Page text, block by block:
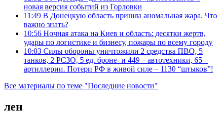
новая версия событий из Горловки
11:49 В Донецкую область пришла аномальная жара. Что
важно знать?
10:56 Ночная атака на Киев и область: десятки жертв,
удары по логистике и бизнесу, пожары по всему городу
10:03 Силы обороны уничтожили 2 средства ПВО, 5
танков, 2 РСЗО, 5 ед. броне- и 449 – автотехники, 65 –
артиллерии. Потери РФ в живой силе – 1130 “штыков”!
Все материалы по теме "Последние новости"
лен